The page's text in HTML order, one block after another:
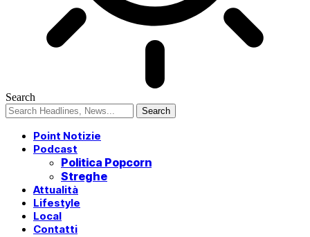
Search
Point Notizie
Podcast
Politica Popcorn
Streghe
Attualità
Lifestyle
Local
Contatti